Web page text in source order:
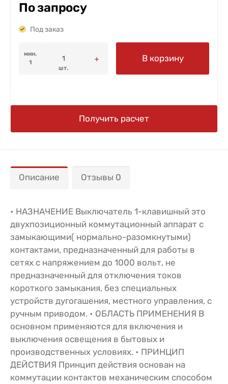
По запросу
Под заказ
мин.
1
шт.
В корзину
Получить расчет
Описание Отзывы 0
• НАЗНАЧЕНИЕ Выключатель 1-клавишный это
двухпозиционный коммутационный аппарат с
замыкающими( нормально-разомкнутыми)
контактами, предназначенный для работы в
сетях с напряжением до 1000 вольт, не
предназначенный для отключения токов
короткого замыкания, без специальных
устройств дугогашения, местного управления, с
ручным приводом. • ОБЛАСТЬ ПРИМЕНЕНИЯ В
основном применяются для включения и
выключения освещения в бытовых и
производственных условиях. • ПРИНЦИП
ДЕЙСТВИЯ Принцип действия основан на
коммутации контактов механическим способом